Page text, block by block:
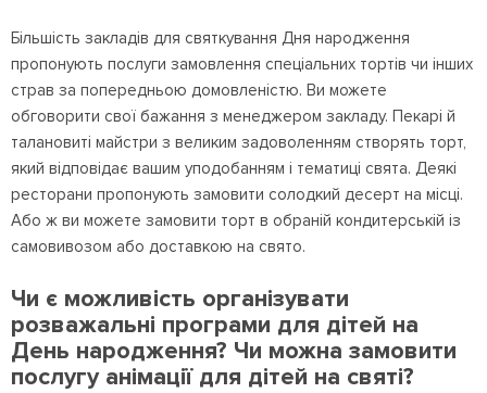
Більшість закладів для святкування Дня народження
пропонують послуги замовлення спеціальних тортів чи інших
страв за попередньою домовленістю. Ви можете
обговорити свої бажання з менеджером закладу. Пекарі й
талановиті майстри з великим задоволенням створять торт,
який відповідає вашим уподобанням і тематиці свята. Деякі
ресторани пропонують замовити солодкий десерт на місці.
Або ж ви можете замовити торт в обраній кондитерській із
самовивозом або доставкою на свято.
Чи є можливість організувати
розважальні програми для дітей на
День народження? Чи можна замовити
послугу анімації для дітей на святі?